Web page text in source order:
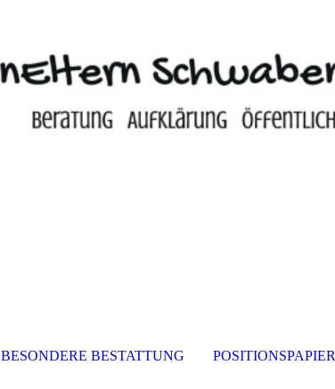
BESONDERE BESTATTUNG POSITIONSPAPIER